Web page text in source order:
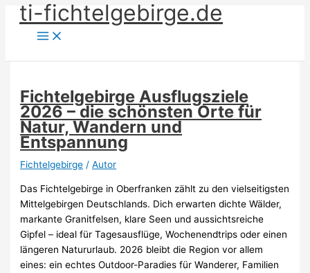
Zum
Inhalt
springen
ti-fichtelgebirge.de
Fichtelgebirge Ausflugsziele
2026 – die schönsten Orte für
Natur, Wandern und
Entspannung
Fichtelgebirge /Autor
Das Fichtelgebirge in Oberfranken zählt zu den vielseitigsten
Mittelgebirgen Deutschlands. Dich erwarten dichte Wälder,
markante Granitfelsen, klare Seen und aussichtsreiche
Gipfel – ideal für Tagesausflüge, Wochenendtrips oder einen
längeren Natururlaub. 2026 bleibt die Region vor allem
eines: ein echtes Outdoor-Paradies für Wanderer, Familien